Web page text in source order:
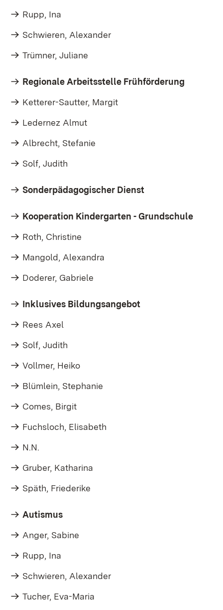
Rupp, Ina
Schwieren, Alexander
Trümner, Juliane
Regionale Arbeitsstelle Frühförderung
Ketterer-Sautter, Margit
Ledernez Almut
Albrecht, Stefanie
Solf, Judith
Sonderpädagogischer Dienst
Kooperation Kindergarten - Grundschule
Roth, Christine
Mangold, Alexandra
Doderer, Gabriele
Inklusives Bildungsangebot
Rees Axel
Solf, Judith
Vollmer, Heiko
Blümlein, Stephanie
Comes, Birgit
Fuchsloch, Elisabeth
N.N.
Gruber, Katharina
Späth, Friederike
Autismus
Anger, Sabine
Rupp, Ina
Schwieren, Alexander
Tucher, Eva-Maria